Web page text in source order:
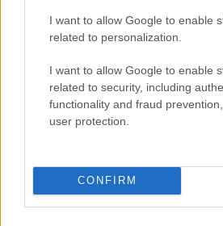
I want to allow Google to enable
related to personalization.
I want to allow Google to enable
related to security, including
functionality and fraud
user protection.
CONFIRM